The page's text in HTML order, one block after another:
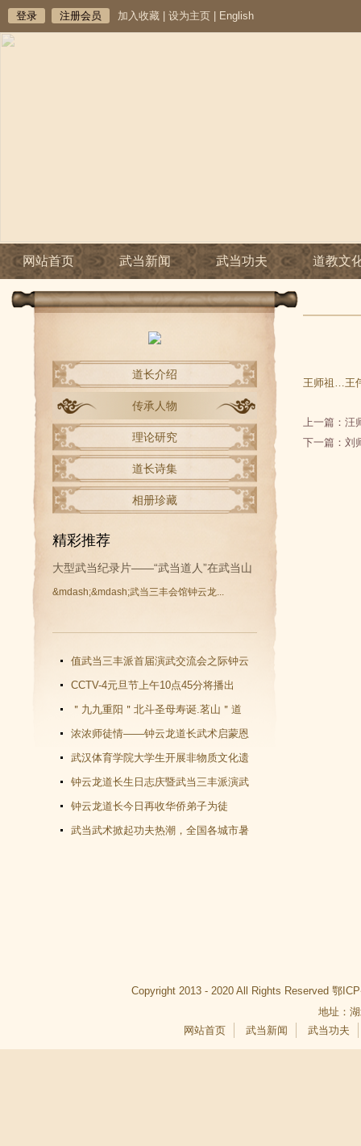
登录 注册会员 加入收藏 设为主页 English
网站首页 武当新闻 武当功夫 道教文
道长介绍
传承人物
理论研究
道长诗集
相册珍藏
精彩推荐
大型武当纪录片——“武当道人”在武当山
&mdash;&mdash;武当三丰会馆钟云龙...
值武当三丰派首届演武交流会之际钟云
龙道长再收新徒
CCTV-4元旦节上午10点45分将播出
《武当功夫传人 钟云龙》纪录片
＂九九重阳＂北斗圣母寿诞.茗山＂道
教文化＂汇演圆满谢幕
浓浓师徒情——钟云龙道长武术启蒙恩
师千里赴武当会面
武汉体育学院大学生开展非物质文化遗
产（武当武术）调查活动
钟云龙道长生日志庆暨武当三丰派演武
交流大会成功举办
钟云龙道长今日再收华侨弟子为徒
武当武术掀起功夫热潮，全国各城市暑
王师祖…王
上一篇： 汪
下一篇： 刘
Copyright 2013 - 2020 All Rights Reserved 鄂
地址：
网站首页
武当新闻 武当功夫